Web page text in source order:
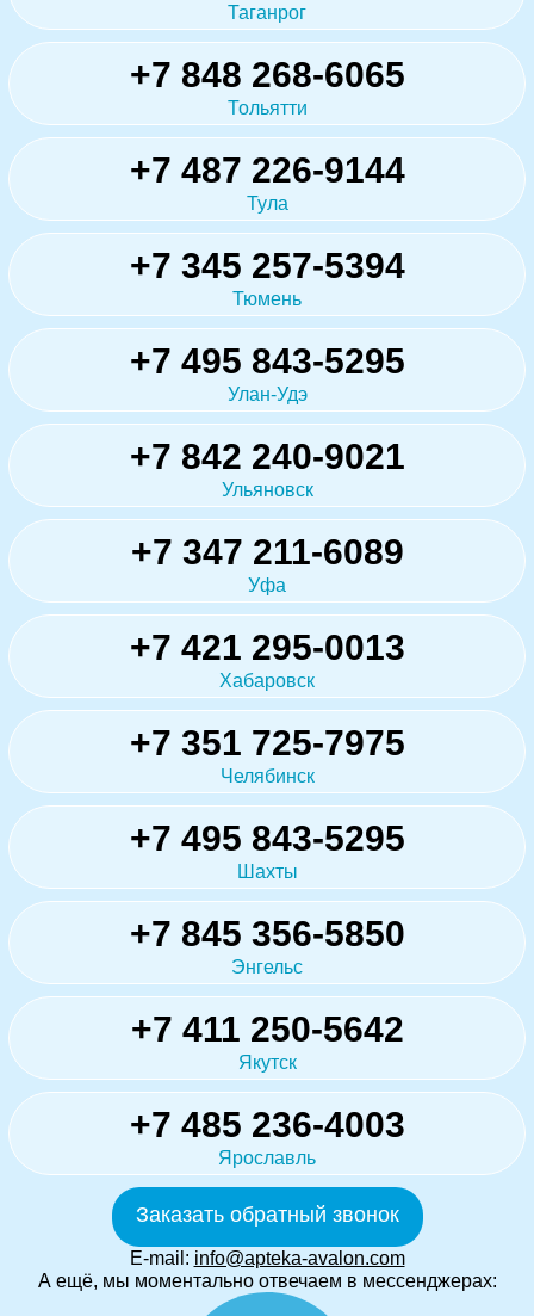
Таганрог
+7 848 268-6065
Тольятти
+7 487 226-9144
Тула
+7 345 257-5394
Тюмень
+7 495 843-5295
Улан-Удэ
+7 842 240-9021
Ульяновск
+7 347 211-6089
Уфа
+7 421 295-0013
Хабаровск
+7 351 725-7975
Челябинск
+7 495 843-5295
Шахты
+7 845 356-5850
Энгельс
+7 411 250-5642
Якутск
+7 485 236-4003
Ярославль
Заказать обратный звонок
E-mail: info@apteka-avalon.com
А ещё, мы моментально отвечаем в мессенджерах: